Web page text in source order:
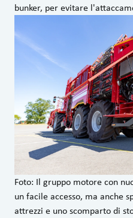
bunker, per evitare
Foto: Il gruppo motore con
un facile accesso, ma anche
attrezzi e uno scomparto di